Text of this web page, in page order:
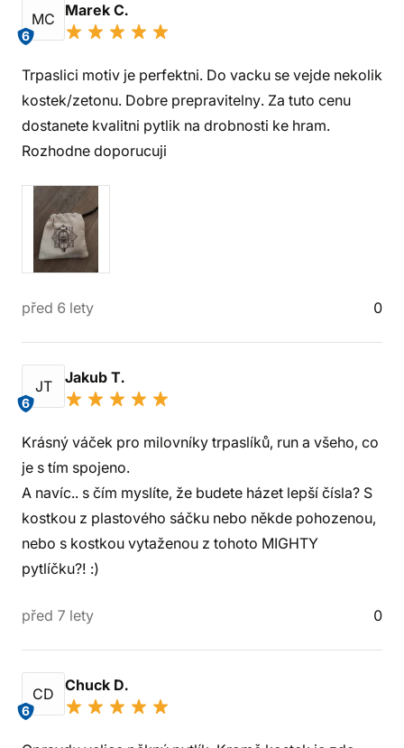
MC
6
Marek C.
Trpaslici motiv je perfektni. Do vacku se vejde nekolik
kostek/zetonu. Dobre prepravitelny. Za tuto cenu
dostanete kvalitni pytlik na drobnosti ke hram.
Rozhodne doporucuji
před 6 lety 0
JT
6
Jakub T.
Krásný váček pro milovníky trpaslíků, run a všeho, co
je s tím spojeno.
A navíc.. s čím myslíte, že budete házet lepší čísla? S
kostkou z plastového sáčku nebo někde pohozenou,
nebo s kostkou vytaženou z tohoto MIGHTY
pytlíčku?! :)
před 7 lety 0
CD
6
Chuck D.